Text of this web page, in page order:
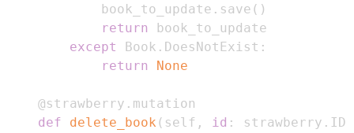
            book_to_update
. save ( )
return
except
Book . DoesNotExist :
return
None
@strawberry . mutation
def
delete_book ( self , id : strawberry . ID